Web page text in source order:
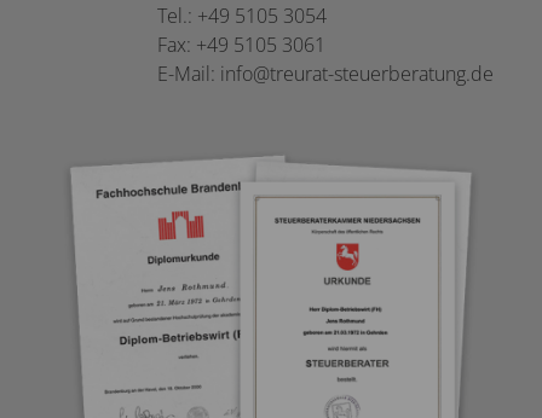
Tel.: +49 5105 3054
Fax: +49 5105 3061
E-Mail: info@treurat-steuerberatung.de